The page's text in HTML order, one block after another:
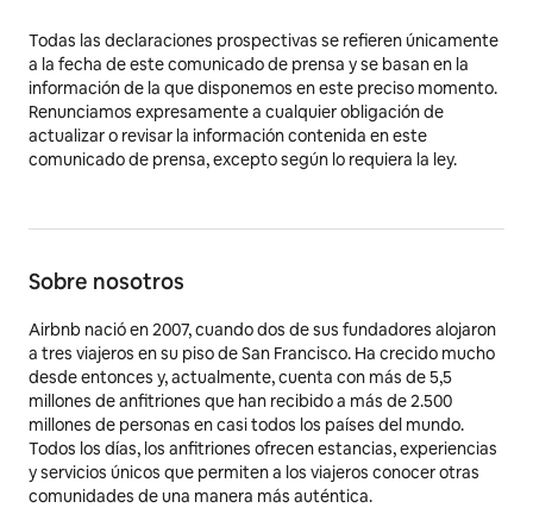
Todas las declaraciones prospectivas se refieren únicamente
a la fecha de este comunicado de prensa y se basan en la
información de la que disponemos en este preciso momento.
Renunciamos expresamente a cualquier obligación de
actualizar o revisar la información contenida en este
comunicado de prensa, excepto según lo requiera la ley.
Sobre nosotros
Airbnb nació en 2007, cuando dos de sus fundadores alojaron
a tres viajeros en su piso de San Francisco. Ha crecido mucho
desde entonces y, actualmente, cuenta con más de 5,5
millones de anfitriones que han recibido a más de 2.500
millones de personas en casi todos los países del mundo.
Todos los días, los anfitriones ofrecen estancias, experiencias
y servicios únicos que permiten a los viajeros conocer otras
comunidades de una manera más auténtica.